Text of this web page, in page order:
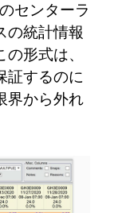
センターラ
の統計情報
形式は、
証するのに
界から外れ